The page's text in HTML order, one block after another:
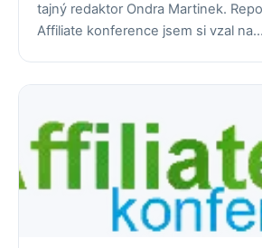
tajný redaktor Ondra Martinek.
Affiliate konference jsem si vzal na…